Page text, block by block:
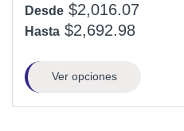
Desde $2,016.07
Hasta $2,692.98
Ver opciones